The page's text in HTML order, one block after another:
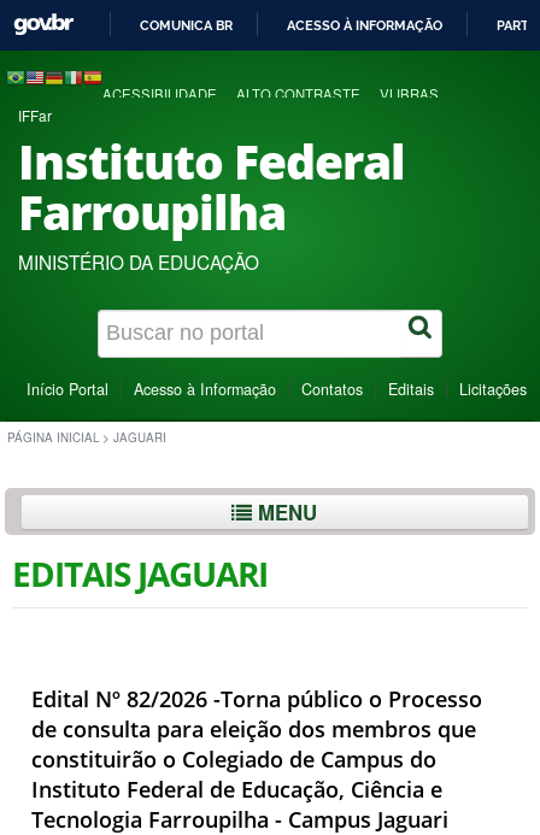
COMUNICA BR ACESSO À INFORMAÇÃO
ACESSIBILIDADE ALTO CONTRASTE VLIBRAS
IFFar
Instituto Federal
Farroupilha
MINISTÉRIO DA EDUCAÇÃO
Início Portal Acesso à Informação Contatos Editais Licitações
PÁGINA INICIAL > JAGUARI
MENU
EDITAIS JAGUARI
Edital Nº 82/2026 -Torna público o Processo
de consulta para eleição dos membros que
constituirão o Colegiado de Campus do
Instituto Federal de Educação, Ciência e
Tecnologia Farroupilha - Campus Jaguari